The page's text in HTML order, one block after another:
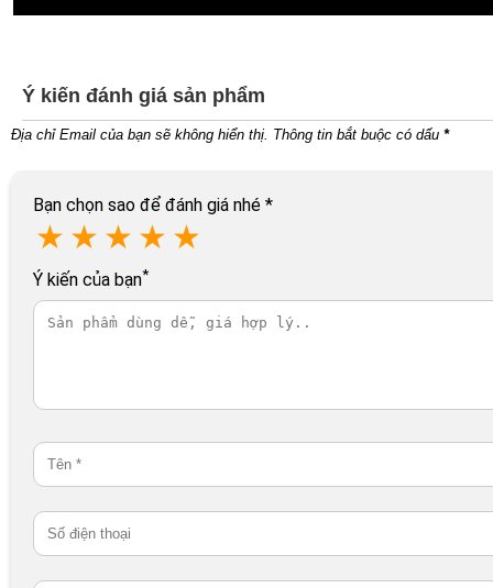
Ý kiến đánh giá sản phẩm
Địa chỉ Email của bạn sẽ không hiển thị. Thông tin bắt buộc có dấu *
Bạn chọn sao để đánh giá nhé *
★ ★ ★ ★ ★
Ý kiến của bạn*